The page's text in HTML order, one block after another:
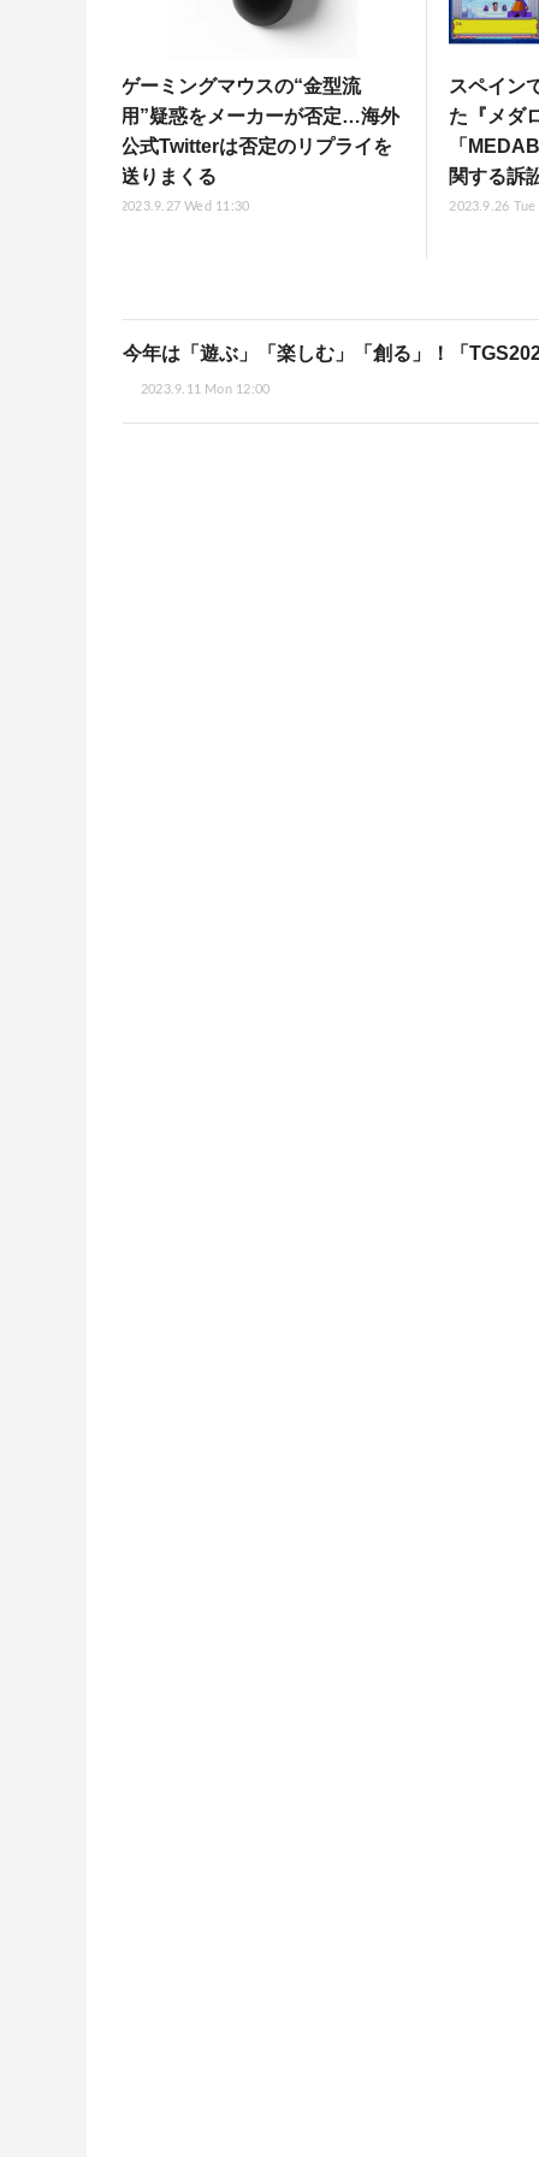
ゲーミングマウスの“金型流
用”疑惑をメーカーが否定…海外
公式Twitterは否定のリプライを
送りまくる
2023.9.27 Wed 11:30
スペイン
た『メダ
「
関する訴
2023.9.26 Tue
今年は「遊ぶ」「楽しむ」「創る」！「
2023.9.11 Mon 12:00